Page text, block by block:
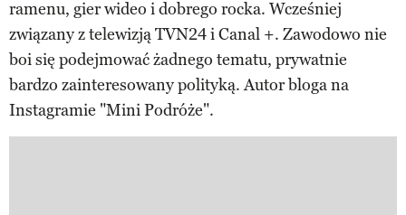
ramenu, gier wideo i dobrego rocka. Wcześniej
związany z telewizją TVN24 i Canal +. Zawodowo nie
boi się podejmować żadnego tematu, prywatnie
bardzo zainteresowany polityką. Autor bloga na
Instagramie "Mini Podróże".